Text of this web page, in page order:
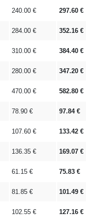
240.00 € 297.60 €
284.00 € 352.16 €
310.00 € 384.40 €
280.00 € 347.20 €
470.00 € 582.80 €
78.90 € 97.84€
107.60 € 133.42 €
136.35 € 169.07 €
61.15 € 75.83 €
81.85 € 101.49 €
102.55 € 127.16 €